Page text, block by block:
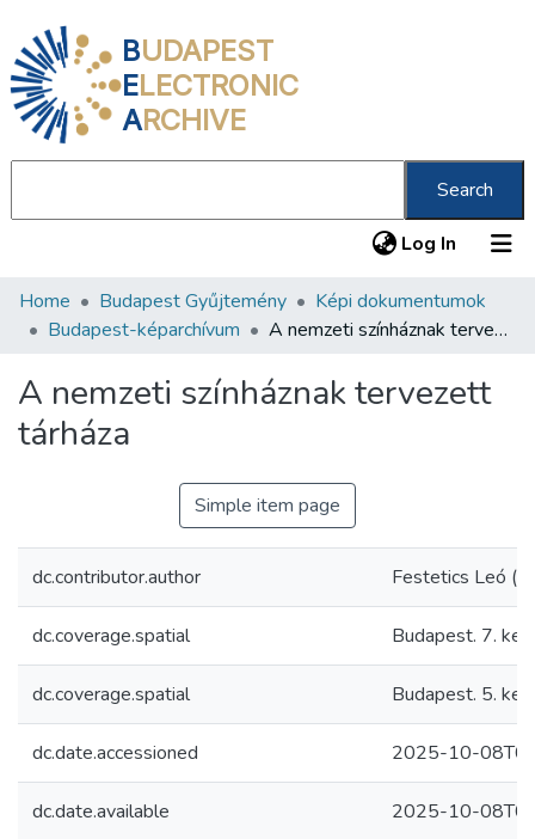
BUDAPEST
ELECTRONIC
ARCHIVE
Search
Log In (current)
Communities & Collections
Statistics
About us
Home Budapest Gyűjtemény
Képi dokumentumok
Budapest-képarchívum
A nemzeti színháznak tervezett tárháza
A nemzeti színháznak tervezett
tárháza
Simple item page
dc.contributor.author Festetics Leó
dc.coverage.spatial Budapest. 7.
dc.coverage.spatial Budapest. 5.
dc.date.accessioned 2025-10-
dc.date.available 2025-10-